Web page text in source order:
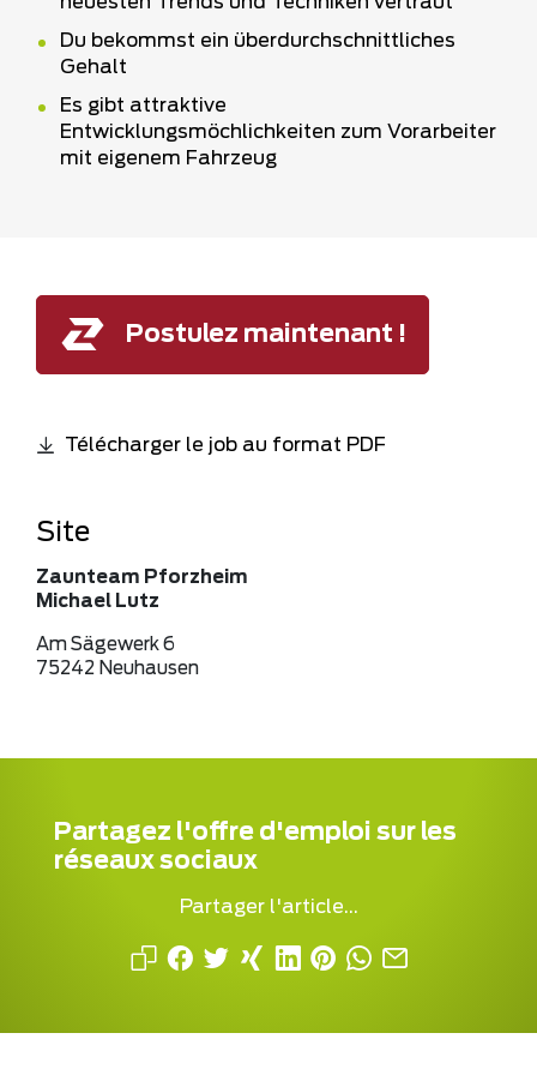
Du bekommst ein überdurchschnittliches
Gehalt
Es gibt attraktive
Entwicklungsmöchlichkeiten zum Vorarbeiter
mit eigenem Fahrzeug
Postulez maintenant !
Télécharger le job au format PDF
Site
Zaunteam Pforzheim
Michael Lutz
Am Sägewerk 6
75242 Neuhausen
Partagez l'offre d'emploi sur les
réseaux sociaux
Partager l'article...